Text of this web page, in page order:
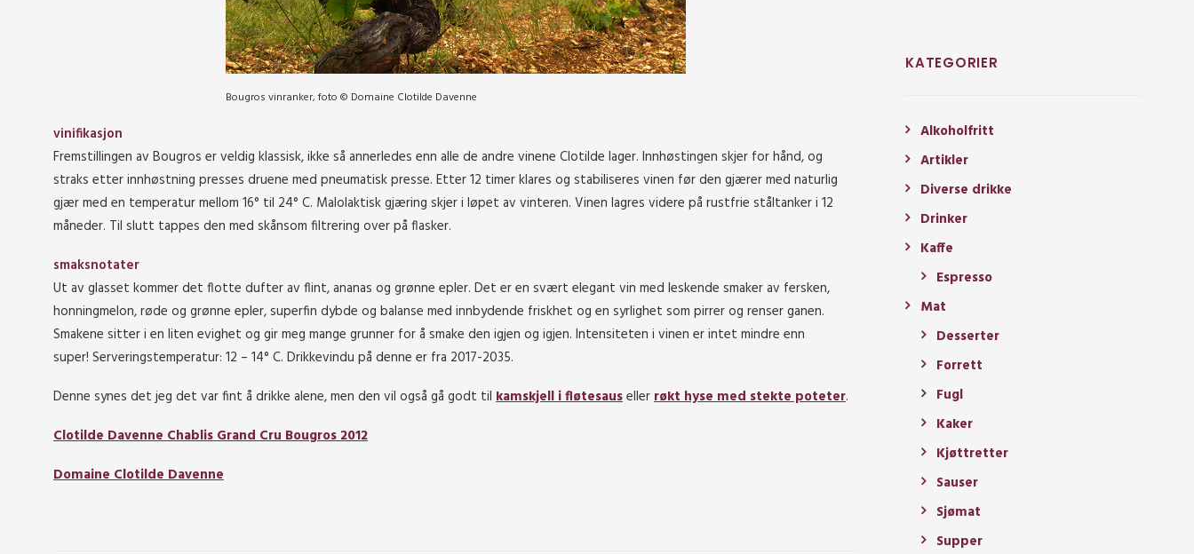
Bougros vinranker, foto © Domaine Clotilde Davenne
vinifikasjon
Fremstillingen av Bougros er veldig klassisk, ikke så annerledes enn alle de andre vinene Clotilde lager. Innhøstingen skjer for hånd, og
straks etter innhøstning presses druene med pneumatisk presse. Etter 12 timer klares og stabiliseres vinen før den gjærer med naturlig
gjær med en temperatur mellom 16° til 24° C. Malolaktisk gjæring skjer i løpet av vinteren. Vinen lagres videre på rustfrie ståltanker i 12
måneder. Til slutt tappes den med skånsom filtrering over på flasker.
smaksnotater
Ut av glasset kommer det flotte dufter av flint, ananas og grønne epler. Det er en svært elegant vin med leskende smaker av fersken,
honningmelon, røde og grønne epler, superfin dybde og balanse med innbydende friskhet og en syrlighet som pirrer og renser ganen.
Smakene sitter i en liten evighet og gir meg mange grunner for å smake den igjen og igjen. Intensiteten i vinen er intet mindre enn
super! Serveringstemperatur: 12 – 14° C. Drikkevindu på denne er fra 2017-2035.
Denne synes det jeg det var fint å drikke alene, men den vil også gå godt til kamskjell i fløtesausellerrøkt hyse med stekte poteter.
Clotilde Davenne Chablis Grand Cru Bougros 2012
Domaine Clotilde Davenne
KATEGORIER
Alkoholfritt
Artikler
Diverse drikke
Drinker
Kaffe
Espresso
Mat
Desserter
Forrett
Fugl
Kaker
Kjøttretter
Sauser
Sjømat
Supper